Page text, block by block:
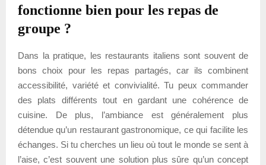
fonctionne bien pour les repas de
groupe ?
Dans la pratique, les restaurants italiens sont souvent de
bons choix pour les repas partagés, car ils combinent
accessibilité, variété et convivialité. Tu peux commander
des plats différents tout en gardant une cohérence de
cuisine. De plus, l’ambiance est généralement plus
détendue qu’un restaurant gastronomique, ce qui facilite les
échanges. Si tu cherches un lieu où tout le monde se sent à
l’aise, c’est souvent une solution plus sûre qu’un concept